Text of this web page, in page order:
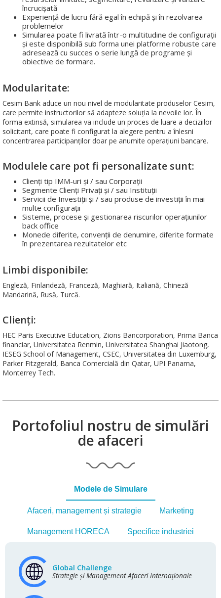
încrucișată
Experiență de lucru fără egal în echipă și în rezolvarea
problemelor
Simularea poate fi livrată într-o multitudine de configurații
și este disponibilă sub forma unei platforme robuste care
adresează cu succes o serie lungă de programe și
obiective de formare.
Modularitate:
Cesim Bank aduce un nou nivel de modularitate produselor Cesim,
care permite instructorilor să adapteze soluția la nevoile lor. În
forma extinsă, simularea va include un proces de luare a deciziilor
solicitant, care poate fi configurat la alegere pentru a înlesni
concentrarea participanților doar pe anumite operațiuni bancare.
Modulele care pot fi personalizate sunt:
Clienți tip IMM-uri și / sau Corporații
Segmente Clienți Privați și / sau Instituții
Servicii de Investiții și / sau produse de investiții în mai
multe configurații
Sisteme, procese și gestionarea riscurilor operațiunilor
back office
Monede diferite, convenții de denumire, diferite formate
în prezentarea rezultatelor etc
Limbi disponibile:
Engleză, Finlandeză, Franceză, Maghiară, Italiană, Chineză
Mandarină, Rusă, Turcă.
Clienți:
HEC Paris Executive Education, Zions Bancorporation, Prima Banca
financiar, Universitatea Renmin, Universitatea Shanghai Jiaotong,
IESEG School of Management, CSEC, Universitatea din Luxemburg,
Parker Fitzgerald, Banca Comercială din Qatar, UPI Panama,
Monterrey Tech.
Portofoliul nostru de simulări
de afaceri
Modele de Simulare
Afaceri, management și strategie Marketing
Management HORECA Specifice industriei
Global Challenge
Strategie și Management Afaceri Internaționale